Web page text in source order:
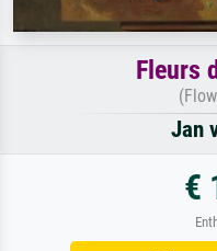
Fleurs
Jan
€